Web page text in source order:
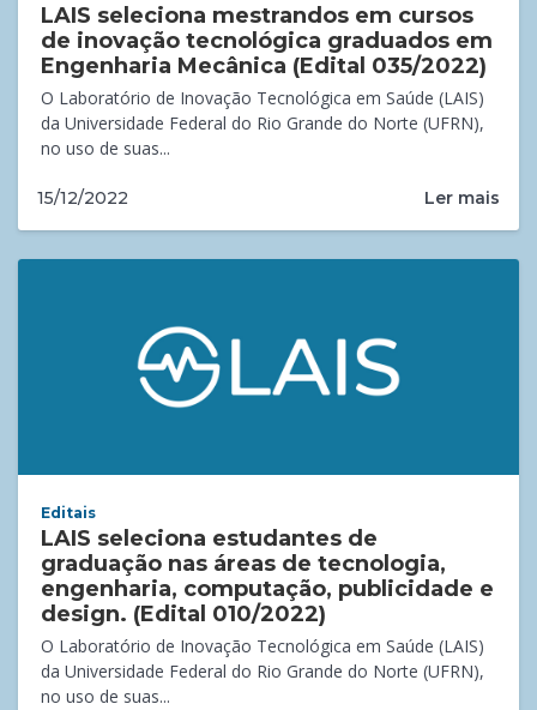
LAIS seleciona mestrandos em cursos
de inovação tecnológica graduados em
Engenharia Mecânica (Edital 035/2022)
O Laboratório de Inovação Tecnológica em Saúde (LAIS)
da Universidade Federal do Rio Grande do Norte (UFRN),
no uso de suas...
15/12/2022 Ler mais
Editais
LAIS seleciona estudantes de
graduação nas áreas de tecnologia,
engenharia, computação, publicidade e
design. (Edital 010/2022)
O Laboratório de Inovação Tecnológica em Saúde (LAIS)
da Universidade Federal do Rio Grande do Norte (UFRN),
no uso de suas...